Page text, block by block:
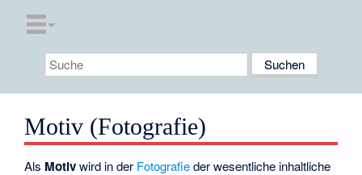
Motiv (Fotografie)
Als Motivwird in der Fotografieder wesentliche inhaltliche